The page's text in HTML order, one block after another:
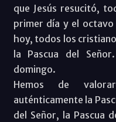
que Jesús resucitó,
primer día y el octavo
hoy, todos los
la Pascua del
domingo.
Hemos de
auténticamente la
del Señor, la Pascua